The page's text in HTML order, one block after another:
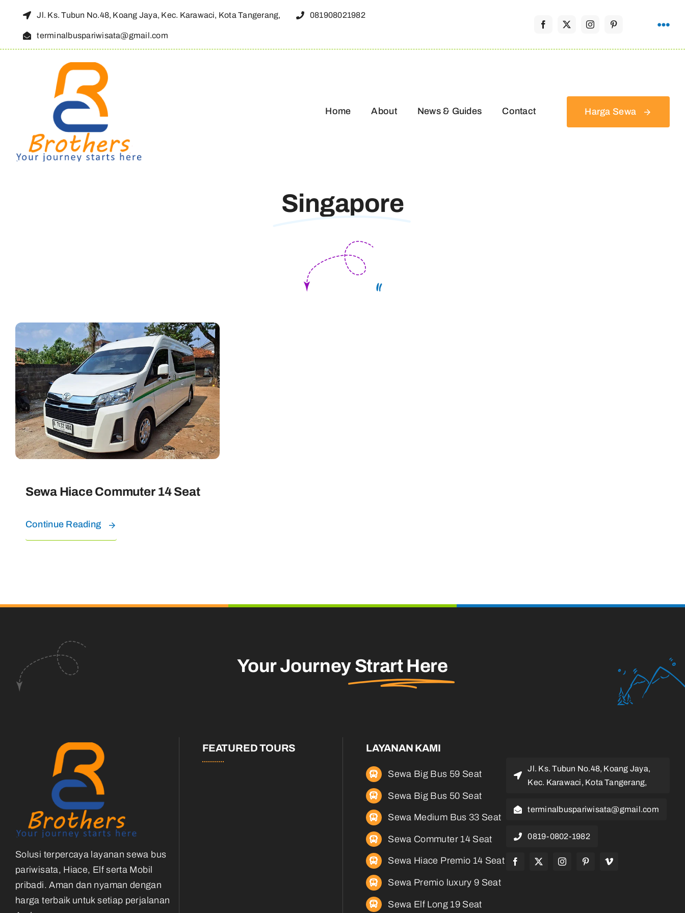
content
Jl. Ks. Tubun No.48, Koang Jaya, Kec. Karawaci, Kota Tangerang, 081908021982
terminalbuspariwisata@gmail.com
Home About News & Guides Contact Harga Sewa
Singapore
Sewa Hiace Commuter 14 Seat
Continue Reading
Your Journey Strart Here
Solusi terpercaya layanan sewa bus
pariwisata, Hiace, Elf serta Mobil
pribadi. Aman dan nyaman dengan
harga terbaik untuk setiap perjalanan
FEATURED TOURS LAYANAN KAMI
Sewa Big Bus 59 Seat
Sewa Big Bus 50 Seat
Sewa Medium Bus 33 Seat
Sewa Commuter 14 Seat
Sewa Hiace Premio 14 Seat
Sewa Premio luxury 9 Seat
Sewa Elf Long 19 Seat
Jl. Ks. Tubun No.48, Koang Jaya,
Kec. Karawaci, Kota Tangerang,
terminalbuspariwisata@gmail.com
0819-0802-1982